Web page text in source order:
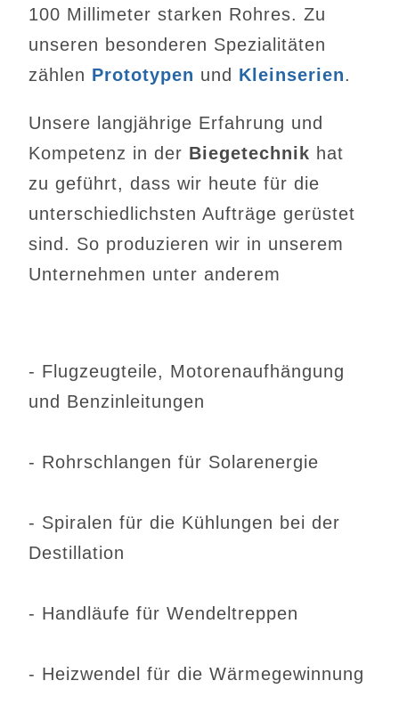
100 Millimeter starken Rohres. Zu
unseren besonderen Spezialitäten
zählen Prototypen und Kleinserien.
Unsere langjährige Erfahrung und
Kompetenz in der Biegetechnik hat
zu geführt, dass wir heute für die
unterschiedlichsten Aufträge gerüstet
sind. So produzieren wir in unserem
Unternehmen unter anderem
- Flugzeugteile, Motorenaufhängung
und Benzinleitungen
- Rohrschlangen für Solarenergie
- Spiralen für die Kühlungen bei der
Destillation
- Handläufe für Wendeltreppen
- Heizwendel für die Wärmegewinnung